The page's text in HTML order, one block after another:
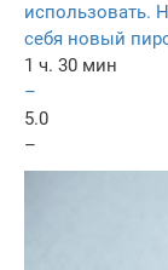
использовать.
себя новый
1 ч. 30 мин
–
5.0
–